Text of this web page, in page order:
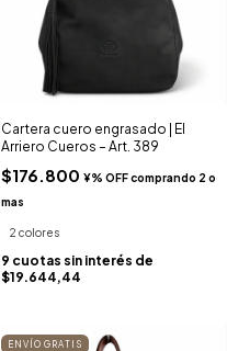
Cartera cuero engrasado | El
Arriero Cueros – Art. 389
$176.800
2 colores
9 cuotas sin interés de
$19.644,44
ENVÍO GRATIS